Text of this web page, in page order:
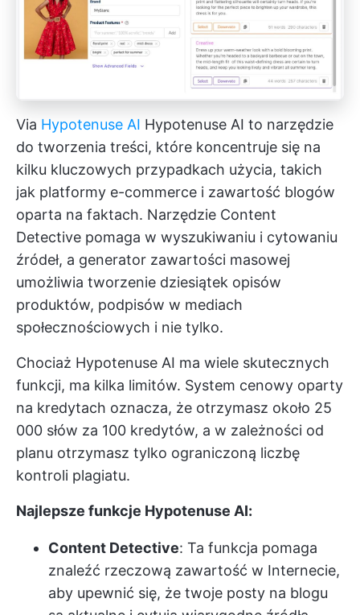
Via Hypotenuse AI Hypotenuse AI to narzędzie
do tworzenia treści, które koncentruje się na
kilku kluczowych przypadkach użycia, takich
jak platformy e-commerce i zawartość blogów
oparta na faktach. Narzędzie Content
Detective pomaga w wyszukiwaniu i cytowaniu
źródeł, a generator zawartości masowej
umożliwia tworzenie dziesiątek opisów
produktów, podpisów w mediach
społecznościowych i nie tylko.
Chociaż Hypotenuse AI ma wiele skutecznych
funkcji, ma kilka limitów. System cenowy oparty
na kredytach oznacza, że otrzymasz około 25
000 słów za 100 kredytów, a w zależności od
planu otrzymasz tylko ograniczoną liczbę
kontroli plagiatu.
Najlepsze funkcje Hypotenuse AI:
Content Detective: Ta funkcja pomaga
znaleźć rzeczową zawartość w Internecie,
aby upewnić się, że twoje posty na blogu